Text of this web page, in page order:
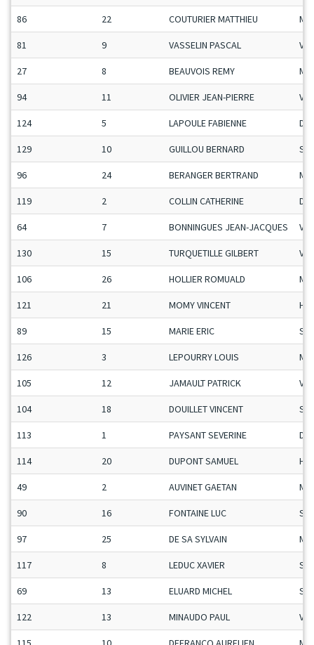
86 22 COUTURIER MATTHIEU
81 9 VASSELIN PASCAL Vet
27 8 BEAUVOIS REMY
94 11 OLIVIER JEAN-PIERRE Vet
124 5 LAPOULE FABIENNE
129 10 GUILLOU BERNARD
96 24 BERANGER BERTRAND
119 2 COLLIN CATHERINE
64 7 BONNINGUES JEAN-JACQUES Vet
130 15 TURQUETILLE GILBERT Vet
106 26 HOLLIER ROMUALD
121 21 MOMY VINCENT H-C
89 15 MARIE ERIC
126 3 LEPOURRY LOUIS
105 12 JAMAULT PATRICK Vet
104 18 DOUILLET VINCENT
113 1 PAYSANT SEVERINE
114 20 DUPONT SAMUEL H-C
49 2 AUVINET GAETAN
90 16 FONTAINE LUC
97 25 DE SA SYLVAIN
117 8 LEDUC XAVIER
69 13 ELUARD MICHEL
122 13 MINAUDO PAUL Vet